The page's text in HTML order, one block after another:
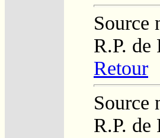
Source
R.P. de
Retour
Source
R.P. de